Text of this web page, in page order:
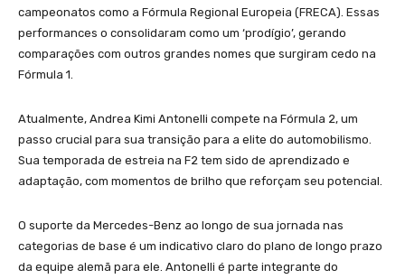
campeonatos como a Fórmula Regional Europeia (FRECA). Essas
performances o consolidaram como um ‘prodígio’, gerando
comparações com outros grandes nomes que surgiram cedo na
Fórmula 1.
Atualmente, Andrea Kimi Antonelli compete na Fórmula 2, um
passo crucial para sua transição para a elite do automobilismo.
Sua temporada de estreia na F2 tem sido de aprendizado e
adaptação, com momentos de brilho que reforçam seu potencial.
O suporte da Mercedes-Benz ao longo de sua jornada nas
categorias de base é um indicativo claro do plano de longo prazo
da equipe alemã para ele. Antonelli é parte integrante do